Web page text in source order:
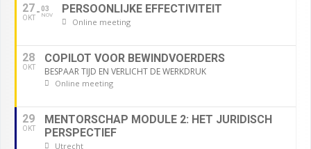
27
OKT
03
NOV PERSOONLIJKE EFFECTIVITEIT
Online meeting
28
OKT
COPILOT VOOR BEWINDVOERDERS
BESPAAR TIJD EN VERLICHT DE WERKDRUK
Online meeting
29
OKT
MENTORSCHAP MODULE 2: HET JURIDISCH
PERSPECTIEF
Utrecht